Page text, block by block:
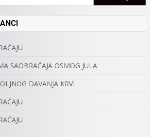
SAOBRAĆAJA OSMOG JULA
DAVANJA KRVI